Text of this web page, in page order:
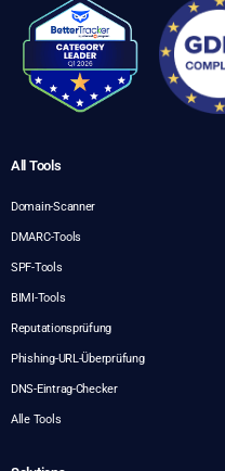
All Tools
Domain-Scanner
DMARC-Tools
SPF-Tools
BIMI-Tools
Reputationsprüfung
Phishing-URL-Überprüfung
DNS-Eintrag-Checker
Alle Tools